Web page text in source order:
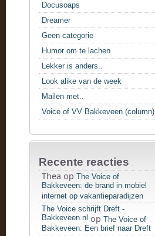
Docusoaps
Dreamer
Geen categorie
Humor om te lachen
Lekker is anders..
Look alike van de week
Mailen met..
Voice of VV Bakkeveen (column)
Recente reacties
Thea op The Voice of
Bakkeveen: de brand in mobiel
internet op vakantieparadijzen
The Voice schrijft Dreft -
Bakkeveen.nl op The Voice of
Bakkeveen: Een brief naar Dreft